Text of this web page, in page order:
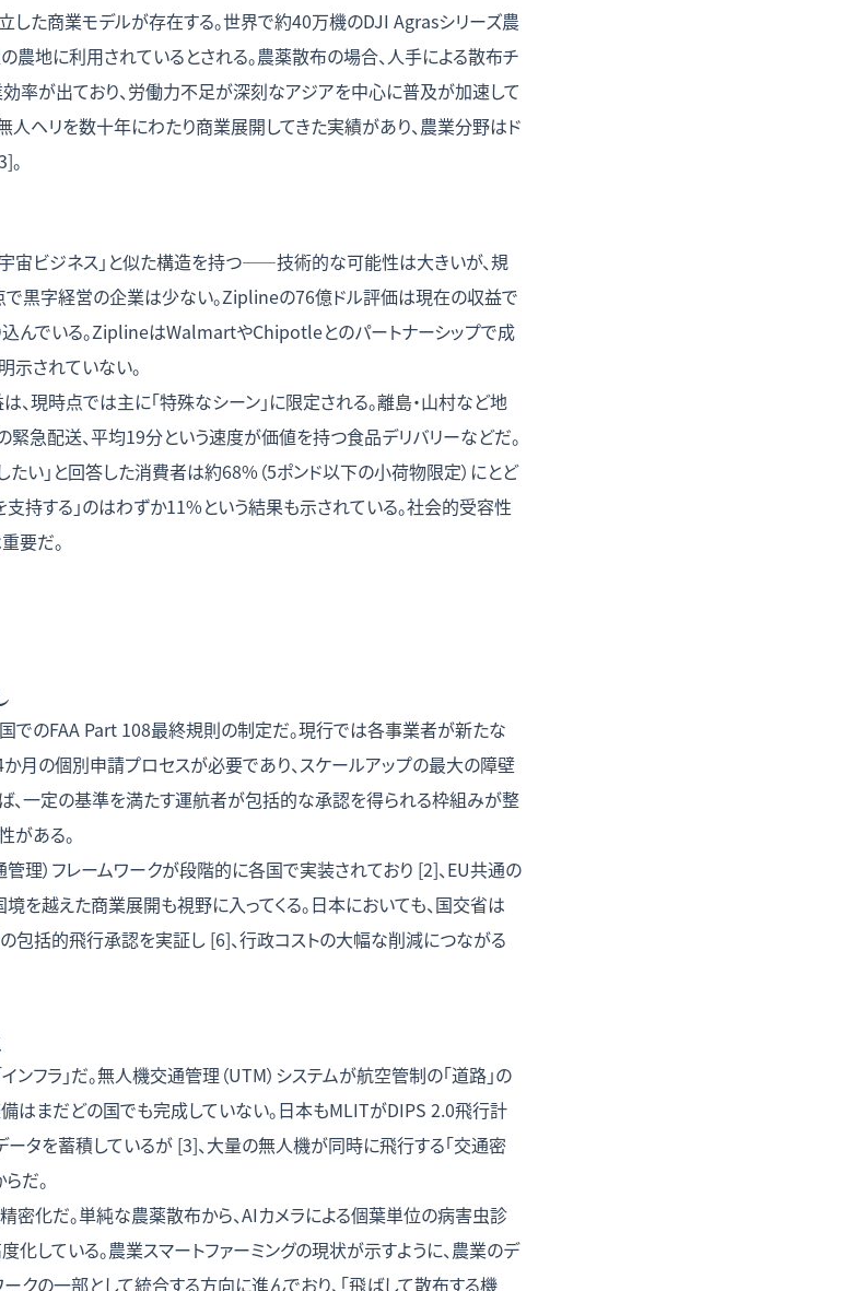
した商業モデルが存在する。世界で約40万機のDJI Agrasシリーズ農
農地に利用されているとされる。農薬散布の場合、人手による散布チ
率が出ており、労働力不足が深刻なアジアを中心に普及が加速して
人ヘリを数十年にわたり商業展開してきた実績があり、農業分野はド
宇宙ビジネス」と似た構造を持つ——技術的な可能性は大きいが、規
で黒字経営の企業は少ない。Ziplineの76億ドル評価は現在の収益で
んでいる。ZiplineはWalmartやChipotleとのパートナーシップで成
示されていない。
、現時点では主に「特殊なシーン」に限定される。離島・山村など地
急配送、平均19分という速度が価値を持つ食品デリバリーなどだ。
い」と回答した消費者は約68%（5ポンド以下の小荷物限定）にとど
支持する」のはわずか11%という結果も示されている。社会的受容性
要だ。
でのFAA Part 108最終規則の制定だ。現行では各事業者が新たな
月の個別申請プロセスが必要であり、スケールアップの最大の障壁
、一定の基準を満たす運航者が包括的な承認を得られる枠組みが整
がある。
理）フレームワークが段階的に各国で実装されており [2]、EU共通の
を越えた商業展開も視野に入ってくる。日本においても、国交省は
包括的飛行承認を実証し [6]、行政コストの大幅な削減につながる
ンフラ」だ。無人機交通管理（UTM）システムが航空管制の「道路」の
はまだどの国でも完成していない。日本もMLITがDIPS 2.0飛行計
タを蓄積しているが [3]、大量の無人機が同時に飛行する「交通密
だ。
密化だ。単純な農薬散布から、AIカメラによる個葉単位の病害虫診
化している。農業スマートファーミングの現状が示すように、農業のデ
クの一部として統合する方向に進んでおり、「飛ばして散布する機